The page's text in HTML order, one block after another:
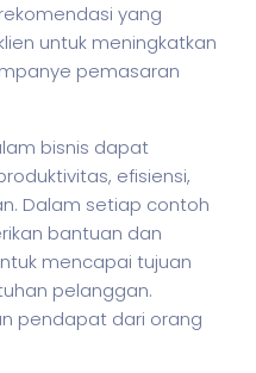
yang
untuk meningkatkan
pemasaran
bisnis dapat
efisiensi,
Dalam setiap contoh
bantuan dan
mencapai tujuan
pelanggan.
pendapat dari orang